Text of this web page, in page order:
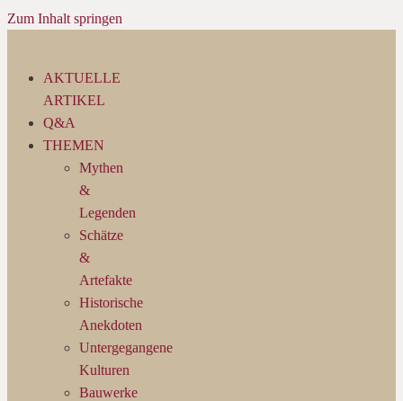
Zum Inhalt springen
AKTUELLE
ARTIKEL
Q&A
THEMEN
Mythen
&
Legenden
Schätze
&
Artefakte
Historische
Anekdoten
Untergegangene
Kulturen
Bauwerke